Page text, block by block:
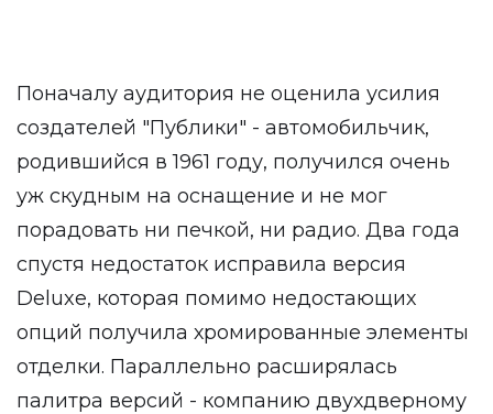
Поначалу аудитория не оценила усилия
создателей "Публики" - автомобильчик,
родившийся в 1961 году, получился очень
уж скудным на оснащение и не мог
порадовать ни печкой, ни радио. Два года
спустя недостаток исправила версия
Deluxe, которая помимо недостающих
опций получила хромированные элементы
отделки. Параллельно расширялась
палитра версий - компанию двухдверному